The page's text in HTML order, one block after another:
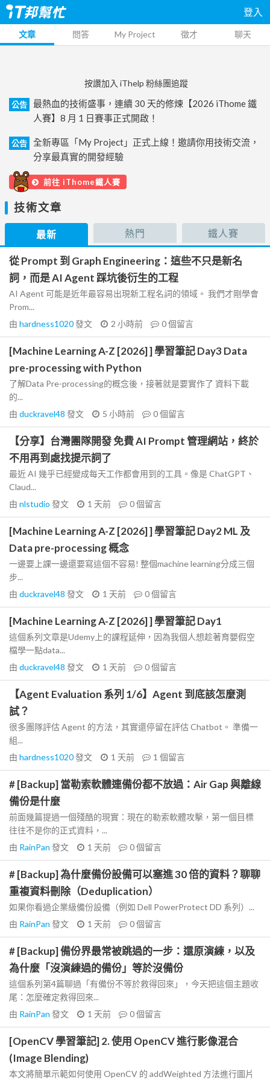
登入
文章 問答 My Project 徵才 聊天
按讚加入 iThelp 粉絲團追蹤
公告
最熱血的技術盛事，連續 30 天的修煉【2026 iThome 鐵
人賽】8 月 1 日賽事正式開啟！
公告
全新專區「My Project」正式上線！邀請你用技術交流，
分享最真實的開發經驗
前往 iThome鐵人賽
技術文章
最新 熱門 鐵人賽
從 Prompt 到 Graph Engineering：這些不只是新名
詞，而是 AI Agent 踩坑後衍生的工程
AI Agent 可能是近年最容易出現新工程名詞的領域。 我們才剛學會
Prom...
由 hardness1020發文 2 小時前 0個留言
[Machine Learning A-Z [2026] ] 學習筆記 Day3 Data
pre-processing with Python
了解Data Pre-processing的概念後，接著就是要實作了 資料下載
的...
由 duckravel48 發文 5 小時前 0個留言
【分享】台灣團隊開發 免費 AI Prompt 管理網站，終於
不用再到處找提示詞了
最近 AI 幾乎已經變成每天工作都會用到的工具。像是 ChatGPT、
Claud...
由 nlstudio 發文 1 天前 0個留言
[Machine Learning A-Z [2026] ] 學習筆記 Day2 ML 及
Data pre-processing 概念
一邊要上課一邊還要寫這個不容易! 整個machine learning分成三個
步...
由 duckravel48 發文 1 天前 0個留言
[Machine Learning A-Z [2026] ] 學習筆記 Day1
這個系列文章是Udemy上的課程延伸，因為我個人想趁著育嬰假空
檔學一點data...
由 duckravel48 發文 1 天前 0個留言
【Agent Evaluation 系列 1/6】Agent 到底該怎麼測
試？
很多團隊評估 Agent 的方法，其實還停留在評估 Chatbot。 準備一
組...
由 hardness1020發文 1 天前 1 個留言
# [Backup] 當勒索軟體連備份都不放過：Air Gap 與離線
備份是什麼
前面幾篇提過一個殘酷的現實：現在的勒索軟體攻擊，第一個目標
往往不是你的正式資料，...
由 RainPan 發文 1 天前 0個留言
# [Backup] 為什麼備份設備可以塞進 30 倍的資料？聊聊
重複資料刪除（Deduplication）
如果你看過企業級備份設備（例如 Dell PowerProtect DD 系列）...
由 RainPan 發文 1 天前 0個留言
# [Backup] 備份界最常被跳過的一步：還原演練，以及
為什麼「沒演練過的備份」等於沒備份
這個系列第4篇聊過「有備份不等於救得回來」，今天把這個主題收
尾：怎麼確定救得回來...
由 RainPan 發文 1 天前 0個留言
[OpenCV 學習筆記] 2. 使用 OpenCV 進行影像混合
(Image Blending)
本文將簡單示範如何使用 OpenCV 的 addWeighted 方法進行圖片